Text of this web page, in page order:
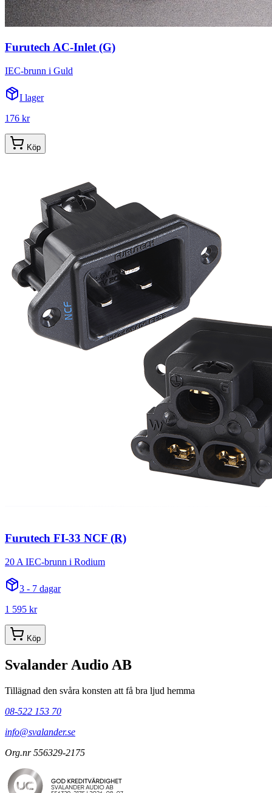
Furutech AC-Inlet (G)
IEC-brunn i Guld
I lager
176 kr
Köp
Furutech FI-33 NCF (R)
20 A IEC-brunn i Rodium
3 - 7 dagar
1 595 kr
Köp
Svalander Audio AB
Tillägnad den svåra konsten att få bra ljud hemma
08-522 153 70
info@svalander.se
Org.nr 556329-2175